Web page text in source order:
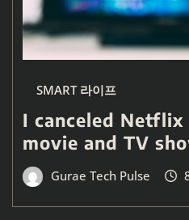
SMART 라이프
I canceled
movie and TV
Gurae Tech Pulse